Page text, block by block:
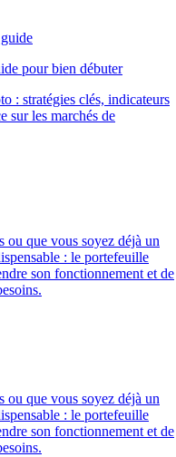
pour bien débuter
: stratégies clés, indicateurs
sur les marchés de
ou que vous soyez déjà un
: le portefeuille
son fonctionnement et de
ou que vous soyez déjà un
: le portefeuille
son fonctionnement et de